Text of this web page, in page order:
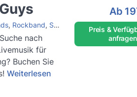
, Rockband, Soulband Jazzband ,
nach
für
Buchen Sie
Weiterlesen
Ab
Preis &
anfragen